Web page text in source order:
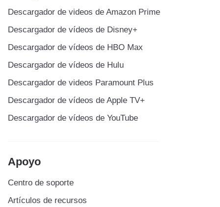
Descargador de videos de Amazon Prime
Descargador de vídeos de Disney+
Descargador de vídeos de HBO Max
Descargador de vídeos de Hulu
Descargador de videos Paramount Plus
Descargador de vídeos de Apple TV+
Descargador de vídeos de YouTube
Apoyo
Centro de soporte
Artículos de recursos